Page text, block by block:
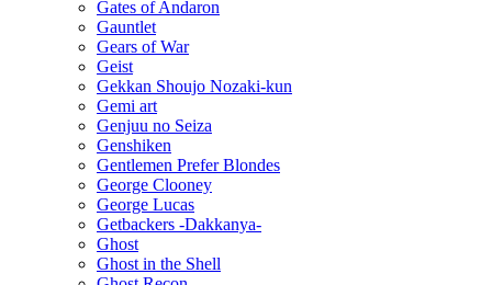
Gates of Andaron
Gauntlet
Gears of War
Geist
Gekkan Shoujo Nozaki-kun
Gemi art
Genjuu no Seiza
Genshiken
Gentlemen Prefer Blondes
George Clooney
George Lucas
Getbackers -Dakkanya-
Ghost
Ghost in the Shell